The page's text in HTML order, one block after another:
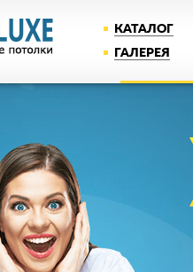
КАТАЛОГ
ГАЛЕРЕЯ